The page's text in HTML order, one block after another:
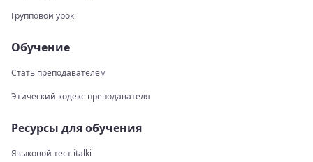
Групповой урок
Обучение
Стать преподавателем
Этический кодекс преподавателя
Ресурсы для обучения
Языковой тест italki